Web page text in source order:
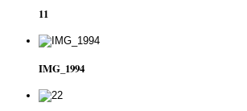
11
IMG_1994